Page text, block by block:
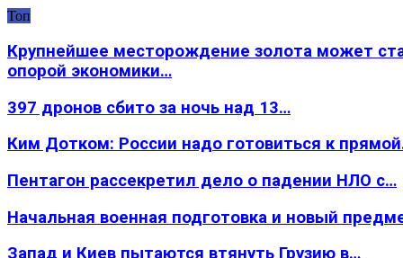
Топ
Крупнейшее месторождение золота может
опорой экономики…
397 дронов сбито за ночь над 13…
Ким Дотком: России надо готовиться к
Пентагон рассекретил дело о падении НЛО с…
Начальная военная подготовка и новый
Запад и Киев пытаются втянуть Грузию в…